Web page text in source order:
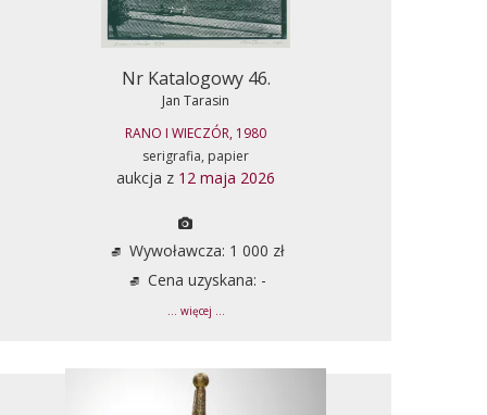
Nr Katalogowy 46.
Jan Tarasin
RANO I WIECZÓR, 1980
serigrafia, papier
aukcja z 12 maja 2026
Wywoławcza: 1 000 zł
Cena uzyskana: -
... więcej ...